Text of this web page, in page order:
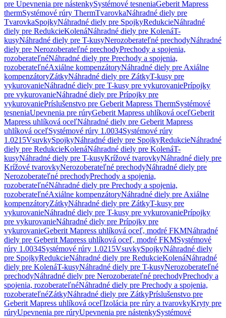
pre Upevnenia pre nástenkySystémové tesneniaGeberit Mapress
thermSystémové rúry ThermTvarovkaNáhradné diely pre
TvarovkaSpojkyNáhradné diely pre SpojkyRedukcieNáhradné
diely pre RedukcieKolenáNáhradné diely pre KolenáT-
kusyNáhradné diely pre T-kusyNerozoberateľné prechodyNáhradné
diely pre Nerozoberateľné prechodyPrechody a spojenia,
rozoberateľnéNáhradné diely pre Prechody a spojenia,
rozoberateľnéAxiálne kompenzátoryNáhradné diely pre Axiálne
kompenzátoryZátkyNáhradné diely pre ZátkyT-kusy pre
vykurovanieNáhradné diely pre T-kusy pre vykurovaniePrípojky
pre vykurovanieNáhradné diely pre Prípojky pre
vykurovaniePríslušenstvo pre Geberit Mapress ThermSystémové
tesneniaUpevnenia pre rúryGeberit Mapress uhlíková oceľGeberit
Mapress uhlíková oceľNáhradné diely pre Geberit Mapress
uhlíková oceľSystémové rúry 1.0034Systémové rúry
1.0215VsuvkySpojkyNáhradné diely pre SpojkyRedukcieNáhradné
diely pre RedukcieKolenáNáhradné diely pre KolenáT-
kusyNáhradné diely pre T-kusyKrížové tvarovkyNáhradné diely pre
Krížové tvarovkyNerozoberateľné prechodyNáhradné diely pre
Nerozoberateľné prechodyPrechody a spojenia,
rozoberateľnéNáhradné diely pre Prechody a spojenia,
rozoberateľnéAxiálne kompenzátoryNáhradné diely pre Axiálne
kompenzátoryZátkyNáhradné diely pre ZátkyT-kusy pre
vykurovanieNáhradné diely pre T-kusy pre vykurovaniePrípojky
pre vykurovanieNáhradné diely pre Prípojky pre
vykurovanieGeberit Mapress uhlíková oceľ, modré FKMNáhradné
diely pre Geberit Mapress uhlíková oceľ, modré FKMSystémové
rúry 1.0034Systémové rúry 1.0215VsuvkySpojkyNáhradné diely
pre SpojkyRedukcieNáhradné diely pre RedukcieKolenáNáhradné
diely pre KolenáT-kusyNáhradné diely pre T-kusyNerozoberateľné
prechodyNáhradné diely pre Nerozoberateľné prechodyPrechody a
spojenia, rozoberateľnéNáhradné diely pre Prechody a spojenia,
rozoberateľnéZátkyNáhradné diely pre ZátkyPríslušenstvo pre
Geberit Mapress uhlíková oceľIzolácia pre rúry a tvarovkyKryty pre
rúryUpevnenia pre rúryUpevnenia pre nástenkySystémové